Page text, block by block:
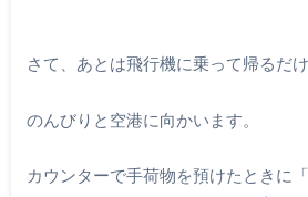
さて、あとは飛行機に乗って帰るだけ
のんびりと空港に向かいます。
カウンターで手荷物を預けたときに